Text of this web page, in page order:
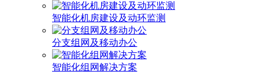
智能化机房建设及动环监测
分支组网及移动办公
智能化组网解决方案